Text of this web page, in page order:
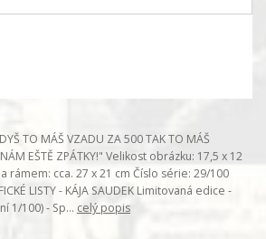
TO MÁŠ VZADU ZA 500 TAK TO MÁŠ
EŠTĚ ZPÁTKY!" Velikost obrázku: 17,5 x 12
rámem: cca. 27 x 21 cm Číslo série: 29/100
LISTY - KÁJA SAUDEK Limitovaná edice -
1/100) - Sp... celý popis